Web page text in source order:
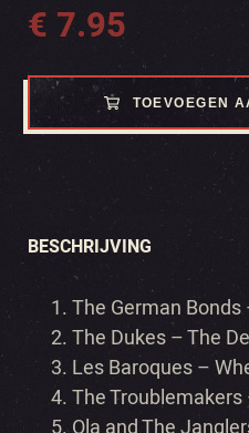
€ 7.95
TOEVOEGEN
BESCHRIJVING
The German
The Dukes –The
Les Baroques –
The Troublemakers
Ola and The